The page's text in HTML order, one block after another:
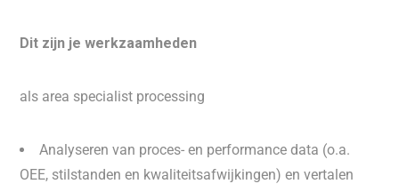
Dit zijn je werkzaamheden
als area specialist processing
Analyseren van proces- en performance data (o.a.
OEE, stilstanden en kwaliteitsafwijkingen) en vertalen